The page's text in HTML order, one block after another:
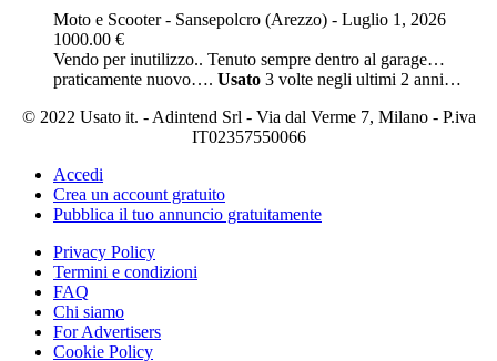
Moto e Scooter- Sansepolcro (Arezzo) - Luglio 1, 2026
1000.00 €
Vendo per inutilizzo.. Tenuto sempre dentro al garage…
praticamente nuovo…. Usato 3 volte negli ultimi 2 anni…
© 2022 Usato it. - Adintend Srl - Via dal Verme 7, Milano - P.iva
IT02357550066
Accedi
Crea un account gratuito
Pubblica il tuo annuncio gratuitamente
Privacy Policy
Termini e condizioni
FAQ
Chi siamo
For Advertisers
Cookie Policy